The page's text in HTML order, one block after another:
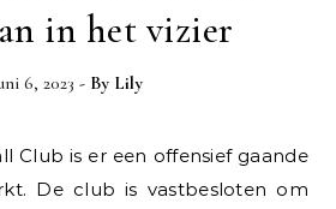
in het vizier
6, 2023 - By Lily
De club is vastbesloten om